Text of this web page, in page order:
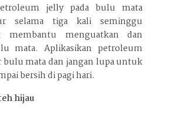
jelly pada bulu mata
selama tiga kali seminggu
membantu menguatkan dan
mata. Aplikasikan petroleum
bulu mata dan jangan lupa untuk
bersih di pagi hari.
hijau